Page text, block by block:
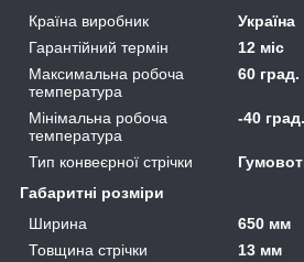
Країна виробник
Україна
Гарантійний термін
12 міс
Максимальна робоча
температура
60 град.
Мінімальна робоча
температура
-40 град.
Тип конвеєрної стрічки
Габаритні розміри
Ширина
650 мм
Товщина стрічки
13 мм